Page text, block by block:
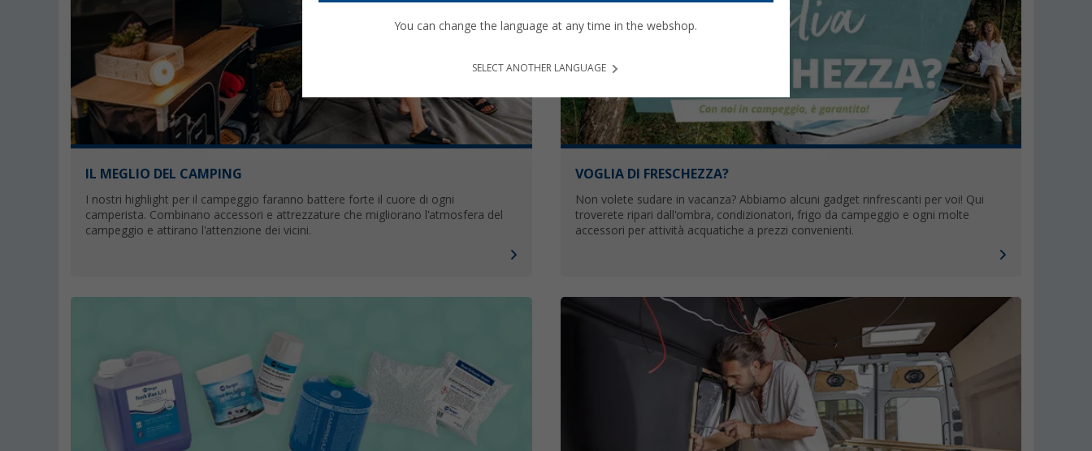
IL MEGLIO DEL CAMPING
I nostri highlight per il campeggio faranno battere forte il cuore di ogni
camperista. Combinano accessori e attrezzature che migliorano l'atmosfera del
campeggio e attirano l'attenzione dei vicini.
VOGLIA DI FRESCHEZZA?
Non volete sudare in vacanza? Abbiamo alcuni gadget rinfrescanti per voi! Qui
troverete ripari dall'ombra, condizionatori, frigo da campeggio e ogni molte
accessori per attività acquatiche a prezzi convenienti.
You can change the language at any time in the webshop.
SELECT ANOTHER LANGUAGE